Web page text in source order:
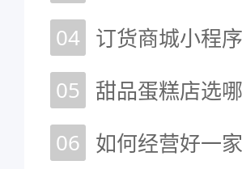
04 订货商城小程
05
甜品蛋糕店选
06 如何经营好一